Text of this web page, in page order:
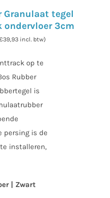
Granulaat tegel
3cm
39,93incl. btw)
op te
Rubber
is
persing is de
installeren,
| Zwart